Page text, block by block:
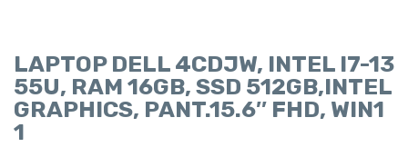
LAPTOP DELL 4CDJW, INTEL I7-13
55U, RAM 16GB, SSD 512GB,INTEL
GRAPHICS, PANT.15.6″ FHD, WIN1
1